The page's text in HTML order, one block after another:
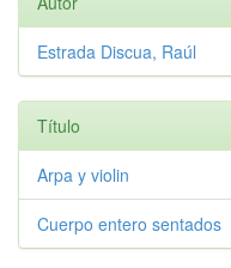
Estrada Discua, Raúl
Título
Arpa y violin
Cuerpo entero sentados